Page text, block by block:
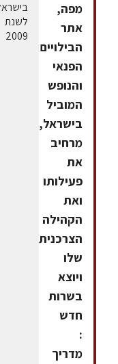
מפה,
אתר
הבילויים
הפנאי
והנופש
המוביל
בישראל,
מרחיב
את
פעילותו
ואת
הקהילה
הצרכנית
שלו
ויוצא
בשרות
חדש
:
מדריך